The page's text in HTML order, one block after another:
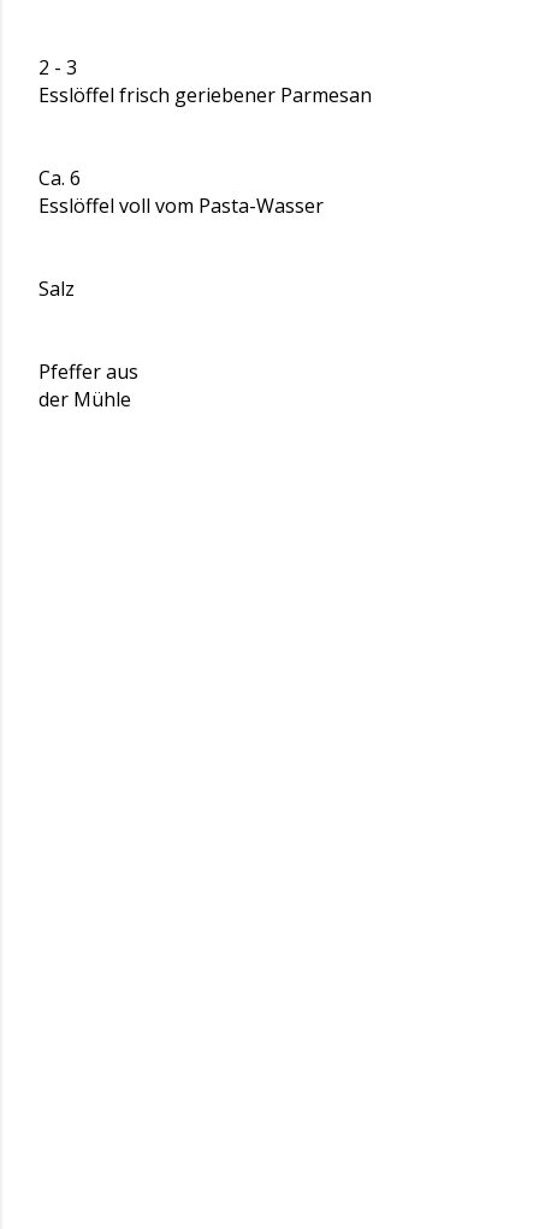
2 - 3
Esslöffel frisch geriebener Parmesan
Ca. 6
Esslöffel voll vom Pasta-Wasser
Salz
Pfeffer aus
der Mühle